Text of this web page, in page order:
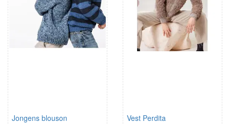
Jongens blouson Vest Perdita